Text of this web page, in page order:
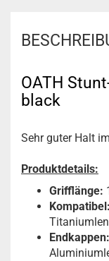
OATH
black
Sehr guter Halt
Produktdetails:
Grifflänge:
Kompatibel:
Endkappen: